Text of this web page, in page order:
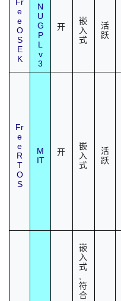
e
e
O
S
E
K
N
U
G
P
L
v
3
开
嵌
入
式
活
跃
Fr
e
e
R
T
O
S
M
IT
开
嵌
入
式
活
跃
嵌
入
式
符
合